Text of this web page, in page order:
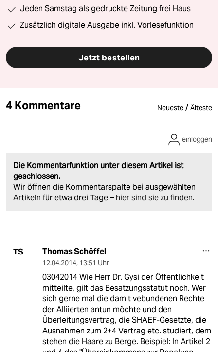
Jeden Samstag als gedruckte Zeitung frei Haus
Zusätzlich digitale Ausgabe inkl. Vorlesefunktion
Jetzt bestellen
4 Kommentare Neueste / Älteste
Die Kommentarfunktion unter diesem Artikel ist
geschlossen.
Wir öffnen die Kommentarspalte bei ausgewählten
Artikeln für etwa drei Tage – hier sind sie zu finden.
einloggen
TS Thomas Schöffel
12.04.2014, 13:51 Uhr
03042014 Wie Herr Dr. Gysi der Öffentlichkeit
mitteilte, gilt das Besatzungsstatut noch. Wer
sich gerne mal die damit vebundenen Rechte
der Alliierten antun möchte und den
Überleitungsvertrag, die SHAEF-Gesetzte, die
Ausnahmen zum 2+4 Vertrag etc. studiert, dem
stehen die Haare zu Berge. Beispiel: In Artikel 2